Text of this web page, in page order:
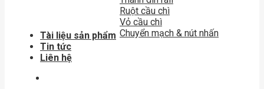
Ruột cầu chì
Vỏ cầu chì
Chuyển mạch & nút nhấn
Tài liệu sản phẩm
Tin tức
Liên hệ